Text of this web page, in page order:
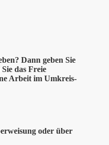
Dann geben Sie
das Freie
Arbeit im Umkreis-
oder über